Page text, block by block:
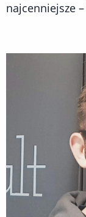
najcenniejsze